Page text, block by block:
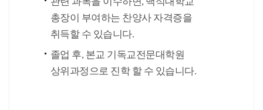
총장이 부여하는 찬양사 자격증을
취득할 수 있습니다.
졸업 후, 본교 기독교전문대학원
상위과정으로 진학 할 수 있습니다.